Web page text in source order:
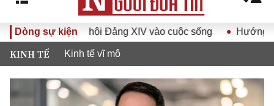
Dòng sự kiện
Đại hội Đảng XIV vào cuộc sống Hướng tới Đại hội đại
KINH TẾ Kinh tế vĩ mô